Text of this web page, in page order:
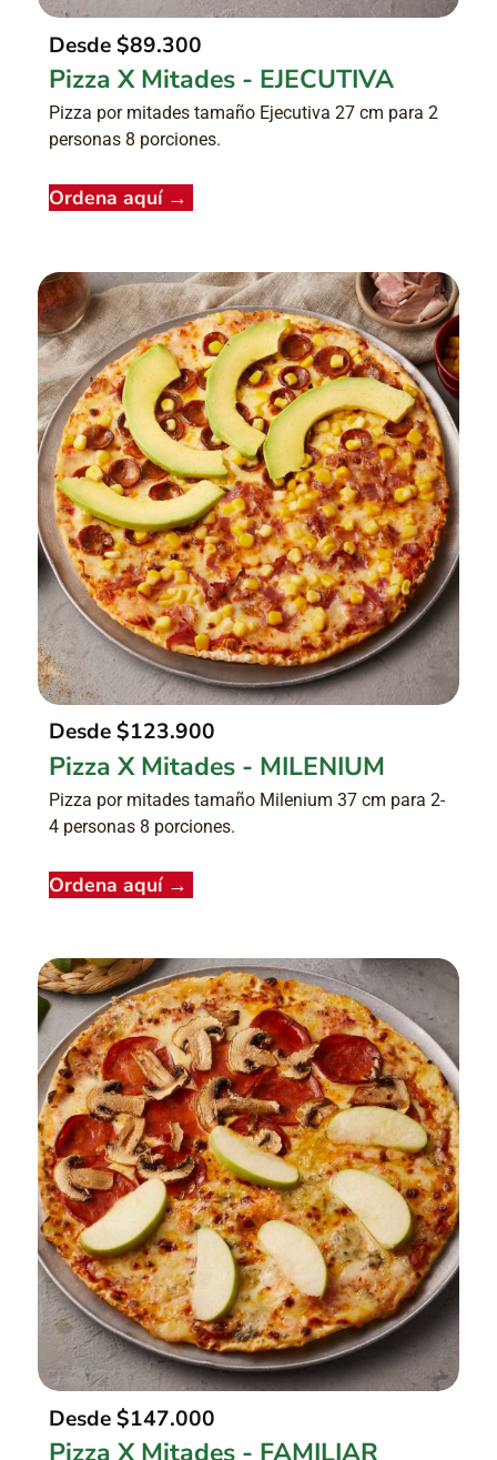
Desde$89.300
Pizza X Mitades - EJECUTIVA
Pizza por mitades tamaño Ejecutiva 27 cm para 2
personas 8 porciones.
Ordena aquí →
Desde$123.900
Pizza X Mitades - MILENIUM
Pizza por mitades tamaño Milenium 37 cm para 2-
4 personas 8 porciones.
Ordena aquí →
Desde$147.000
Pizza X Mitades - FAMILIAR